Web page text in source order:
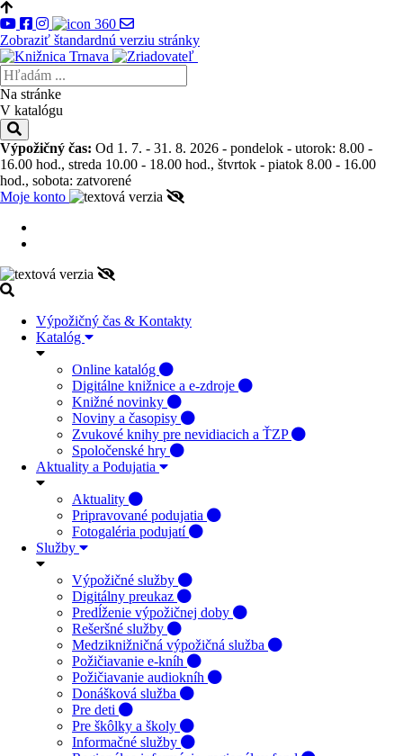
Zobraziť štandardnú verziu stránky
Na stránke
V katalógu
Výpožičný čas: Od 1. 7. - 31. 8. 2026 - pondelok - utorok: 8.00 -
16.00 hod., streda 10.00 - 18.00 hod., štvrtok - piatok 8.00 - 16.00
hod., sobota: zatvorené
Moje konto
Výpožičný čas & Kontakty
Katalóg
Online katalóg
Digitálne knižnice a e-zdroje
Knižné novinky
Noviny a časopisy
Zvukové knihy pre nevidiacich a ŤZP
Spoločenské hry
Aktuality a Podujatia
Aktuality
Pripravované podujatia
Fotogaléria podujatí
Služby
Výpožičné služby
Digitálny preukaz
Predĺženie výpožičnej doby
Rešeršné služby
Medziknižničná výpožičná služba
Požičiavanie e-kníh
Požičiavanie audiokníh
Donášková služba
Pre deti
Pre škôlky a školy
Informačné služby